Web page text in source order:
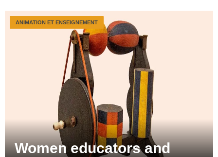
Women educators and
ANIMATION ET ENSEIGNEMENT